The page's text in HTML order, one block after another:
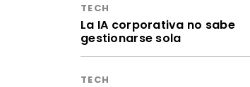
TECH
La IA corporativa no sabe
gestionarse sola
TECH